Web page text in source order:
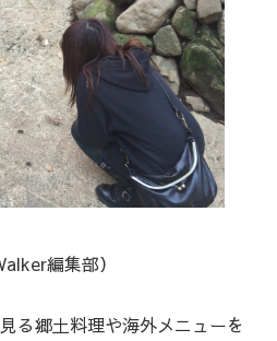
編集部）
る郷土料理や海外メニューを